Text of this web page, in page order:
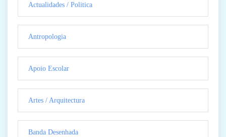
Actualidades / Politica
Antropologia
Apoio Escolar
Artes / Arquitectura
Banda Desenhada